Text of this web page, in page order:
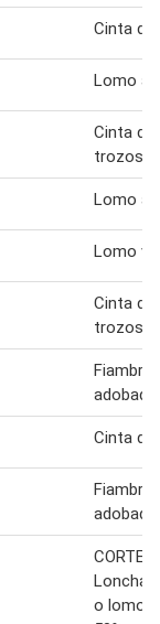
Cinta de
Lomo
Cinta de
trozos 1
Lomo
Lomo
Cinta de
trozos
Fiambre
Cinta de
Fiambre
CORTE
o lomo